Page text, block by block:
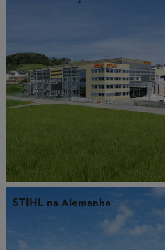
STIHL na Alemanha